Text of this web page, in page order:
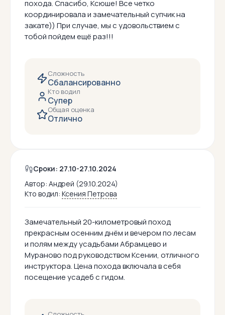
похода. Спасибо, Ксюше! Все четко
координировала и замечательный супчик на
закате)) При случае, мы с удовольствием с
тобой пойдем ещё раз!!!
Сложность
Сбалансированно
Кто водил
Супер
Общая оценка
Отлично
Сроки: 27.10-27.10.2024
Автор: Андрей (29.10.2024)
Кто водил: Ксения Петрова
Замечательный 20-километровый поход
прекрасным осенним днём и вечером по лесам
и полям между усадьбами Абрамцево и
Мураново под руководством Ксении, отличного
инструктора. Цена похода включала в себя
посещение усадеб с гидом.